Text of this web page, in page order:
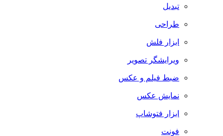
تبدیل
طراحی
ابزار فلش
ویرایشگر تصویر
ضبط فيلم و عكس
نمایش عکس
ابزار فتوشاپ
فونت